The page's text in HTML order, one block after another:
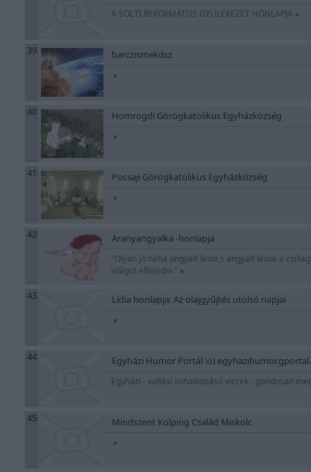
A SOLTI REFORMÁTUS GYÜLEKEZET HONLAPJA »
39 barczismekdsz
»
40 Homrogdi Görögkatolikus Egyházközség
»
41 Pocsaji Görögkatolikus Egyházközség
»
42 Aranyangyalka -honlapja
"Olyan jó néha angyalt lesni,s angyalt lesve a
világot elfeledni." »
43 Lídia honlapja: Az olajgyűjtés utolsó napjai
»
44 Egyházi Humor Portál :o)
Egyházi - vallási vonatkozású viccek - gondosan
45 Mindszent Kolping Család Miskolc
»